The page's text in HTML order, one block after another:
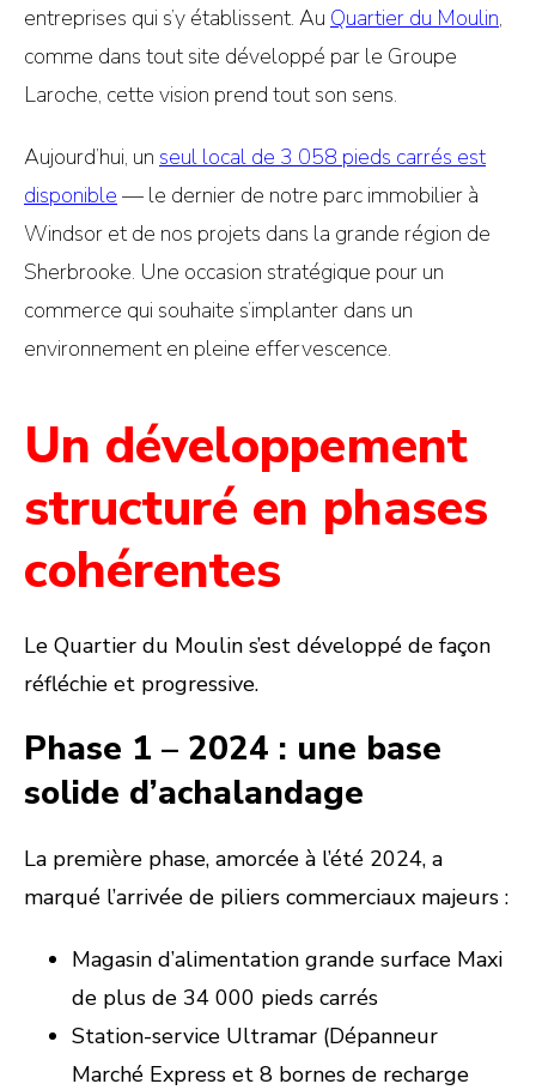
entreprises qui s’y établissent. Au Quartier du Moulin,
comme dans tout site développé par le Groupe
Laroche, cette vision prend tout son sens.
Aujourd’hui, un seul local de 3 058 pieds carrés est
disponible — le dernier de notre parc immobilier à
Windsor et de nos projets dans la grande région de
Sherbrooke. Une occasion stratégique pour un
commerce qui souhaite s’implanter dans un
environnement en pleine effervescence.
Un développement
structuré en phases
cohérentes
Le Quartier du Moulin s’est développé de façon
réfléchie et progressive.
Phase 1 – 2024 : une base
solide d’achalandage
La première phase, amorcée à l’été 2024, a
marqué l’arrivée de piliers commerciaux majeurs :
Magasin d’alimentation grande surface Maxi
de plus de 34 000 pieds carrés
Station-service Ultramar (Dépanneur
Marché Express et 8 bornes de recharge